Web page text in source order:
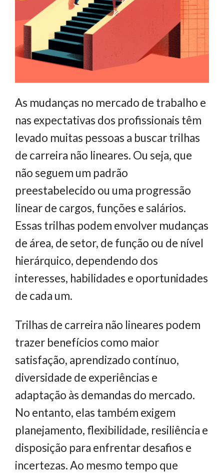
As mudanças no mercado de trabalho e
nas expectativas dos profissionais têm
levado muitas pessoas a buscar trilhas
de carreira não lineares. Ou seja, que
não seguem um padrão
preestabelecido ou uma progressão
linear de cargos, funções e salários.
Essas trilhas podem envolver mudanças
de área, de setor, de função ou de nível
hierárquico, dependendo dos
interesses, habilidades e oportunidades
de cada um.
Trilhas de carreira não lineares podem
trazer benefícios como maior
satisfação, aprendizado contínuo,
diversidade de experiências e
adaptação às demandas do mercado.
No entanto, elas também exigem
planejamento, flexibilidade, resiliência e
disposição para enfrentar desafios e
incertezas. Ao mesmo tempo que